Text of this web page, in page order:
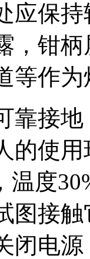
应保
，钳
等作
靠接
的使
温度
图接
闭电